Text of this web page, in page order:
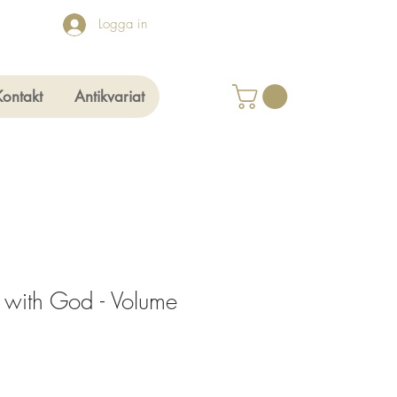
Logga in
Antikvariat
God - Volume